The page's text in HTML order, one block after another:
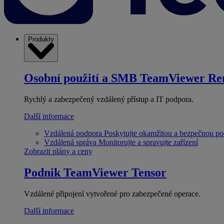
Produkty
Osobní použití a SMB TeamViewer
Rychlý a zabezpečený vzdálený přístup a IT podpora.
Další informace
Vzdálená podpora Poskytujte okamžitou a bezpečnou
Vzdálená správa Monitorujte a spravujte zařízení
Zobrazit plány a ceny
Podnik TeamViewer Tensor
Vzdálené připojení vytvořené pro zabezpečené operace.
Další informace